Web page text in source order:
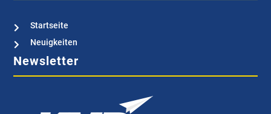
 Startseite
 Neuigkeiten
Newsletter